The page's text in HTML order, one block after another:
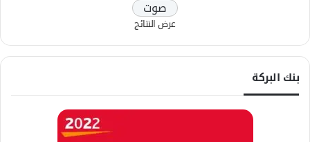
عرض النتائج
بنك البركة